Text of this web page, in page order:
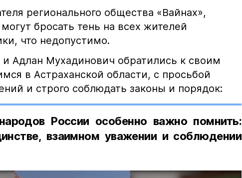
регионального общества «Вайнах»,
бросать тень на всех жителей
что недопустимо.
Адлан Мухадинович обратились к своим
в Астраханской области, с просьбой
и строго соблюдать законы и порядок:
России особенно важно помнить:
взаимном уважении и соблюдении